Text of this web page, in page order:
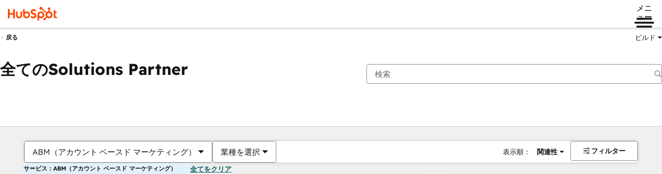
メニ
ュー
戻る ビルド
全てのSolutions Partner
ABM（アカウント ベースド マーケティング） 業種を選択 表示順： 関連性 フィルター
サービス：ABM（アカウント ベースド マーケティング） 全てをクリア
現在の場所ページ
ページページページページページページページページページページ